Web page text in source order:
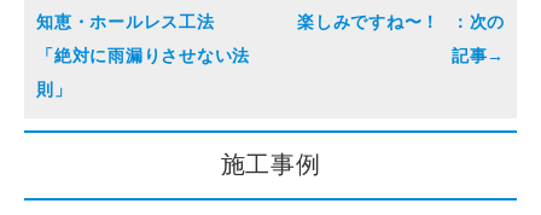
知恵・ホールレス工法
「絶対に雨漏りさせない法
則」
楽しみですね〜！
施工事例